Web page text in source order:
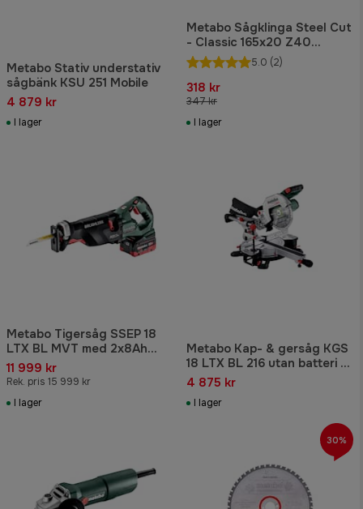
Metabo Stativ understativ
sågbänk KSU 251 Mobile
4 879 kr
I lager
Metabo Sågklinga Steel Cut
- Classic 165x20 Z40
FZFA/FZFA 4°
5.0 (2)
318 kr
347 kr
I lager
Metabo Tigersåg SSEP 18
LTX BL MVT med 2x8Ah
batterier & laddare
11 999 kr
Rek. pris 15 999 kr
I lager
Metabo Kap- & gersåg KGS
18 LTX BL 216 utan batteri &
laddare
4 875 kr
I lager
30%